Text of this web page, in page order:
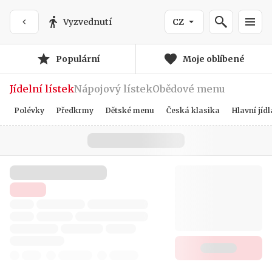
Vyzvednutí CZ
Populární Moje oblíbené
Jídelní lístekNápojový lístekObědové menu
Polévky Předkrmy Dětské menu Česká klasika Hlavní